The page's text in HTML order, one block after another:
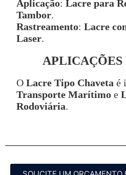
Aplicação: Lacre para
Tambor.
Rastreamento: Lacre
Laser.
APLICAÇÕES
O Lacre Tipo Chaveta é
Transporte Marítimo e
Rodoviária.